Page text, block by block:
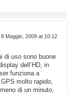
8 Maggio, 2009 at 10:12
di uso sono buone
dell’HD, in
funziona a
molto rapido,
di un minuto,